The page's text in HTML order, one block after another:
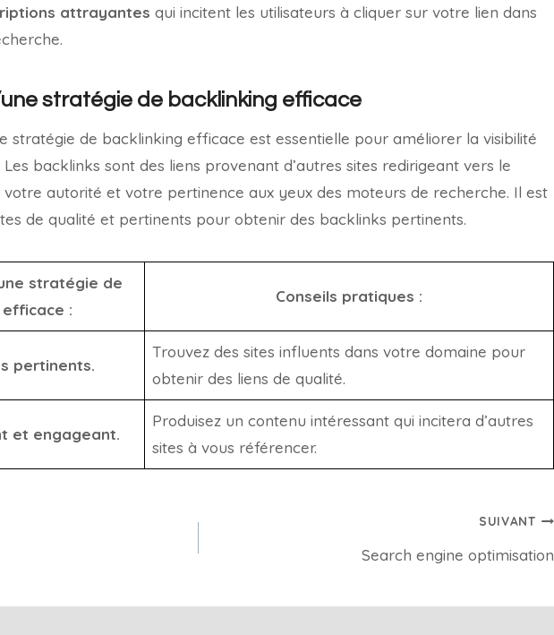
attrayantes qui incitent les utilisateurs à cliquer sur votre lien dans
stratégie de backlinking efficace
stratégie de backlinking efficace est essentielle pour améliorer la visibilité
Les backlinks sont des liens provenant d’autres sites redirigeant vers le
autorité et votre pertinence aux yeux des moteurs de recherche. Il est
de qualité et pertinents pour obtenir des backlinks pertinents.
stratégie de
:
Conseils pratiques :
pertinents.
Trouvez des sites influents dans votre domaine pour
obtenir des liens de qualité.
et engageant.
Produisez un contenu intéressant qui incitera d’autres
sites à vous référencer.
SUIVANT
Search engine optimisation